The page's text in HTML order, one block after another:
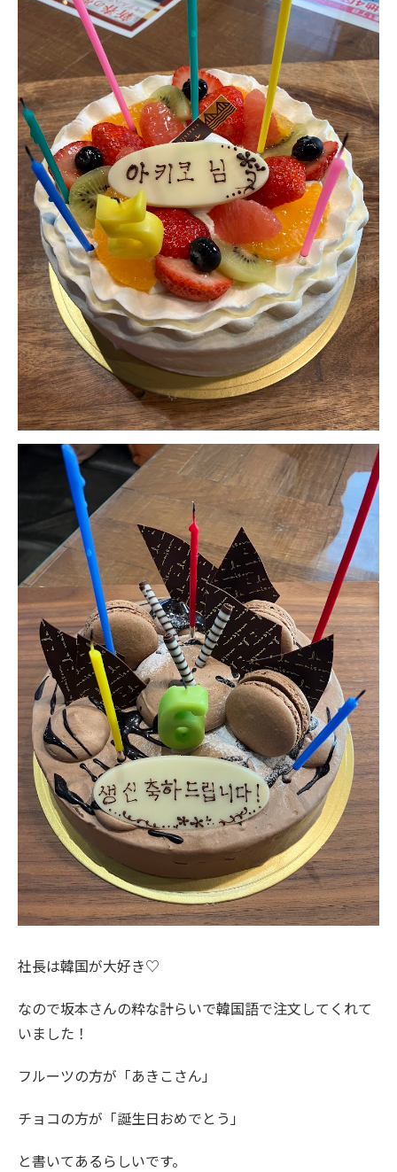
社長は韓国が大好き♡
なので坂本さんの粋な計らいで韓国語で注文してくれて
いました！
フルーツの方が「あきこさん」
チョコの方が「誕生日おめでとう」
と書いてあるらしいです。